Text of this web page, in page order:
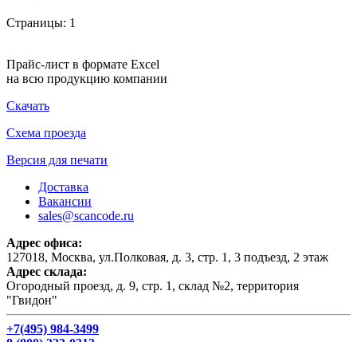
Страницы: 1
Прайс-лист в формате Excel
на всю продукцию компании
Скачать
Схема проезда
Версия для печати
Доставка
Вакансии
sales@scancode.ru
Адрес офиса:
127018, Москва, ул.Полковая, д. 3, стр. 1, 3 подъезд, 2 этаж
Адрес склада:
Огородный проезд, д. 9, стр. 1, склад №2, территория
"Гвидон"
+7(495) 984-3499